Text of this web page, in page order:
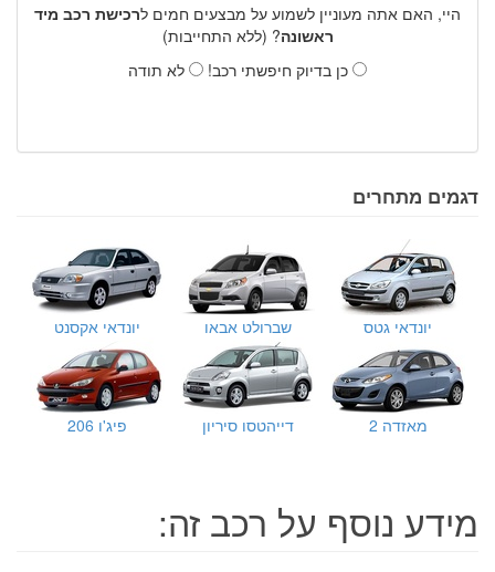
היי, האם אתה מעוניין לשמוע על מבצעים חמים לרכישת רכב מיד
ראשונה? (ללא התחייבות)
כן בדיוק חיפשתי רכב!
לא תודה
דגמים מתחרים
יונדאי גטס שברולט אבאו יונדאי אקסנט
מאזדה 2 דייהטסו סיריון פיג'ו 206
מידע נוסף על רכב זה: